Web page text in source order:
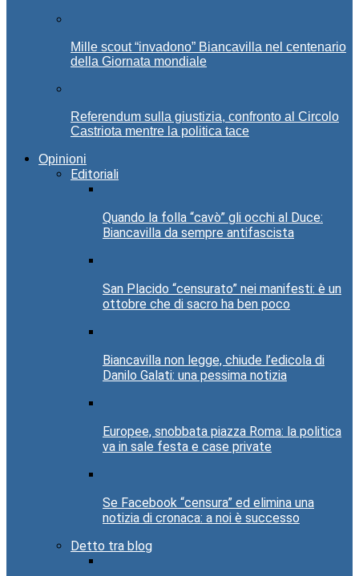
Mille scout “invadono” Biancavilla nel centenario
della Giornata mondiale
Referendum sulla giustizia, confronto al Circolo
Castriota mentre la politica tace
Opinioni
Editoriali
Quando la folla “cavò” gli occhi al Duce:
Biancavilla da sempre antifascista
San Placido “censurato” nei manifesti: è un
ottobre che di sacro ha ben poco
Biancavilla non legge, chiude l’edicola di
Danilo Galati: una pessima notizia
Europee, snobbata piazza Roma: la politica
va in sale festa e case private
Se Facebook “censura” ed elimina una
notizia di cronaca: a noi è successo
Detto tra blog